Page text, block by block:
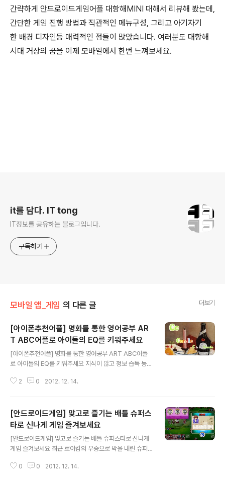
간략하게 안드로이드게임어플 대항해MINI 대해서 리뷰해 봤는데,
간단한 게임 진행 방법과 직관적인 메뉴구성, 그리고 아기자기
한 배경 디자인등 매력적인 점들이 많았습니다. 여러분도 대항해
시대 거상의 꿈을 이제 모바일에서 한번 느껴보세요.
it를 담다. IT tong
IT정보를 공유하는 블로그입니다.
구독하기
모바일 앱_게임 의 다른 글 더보기
[아이폰추천어플] 명화를 통한 영어공부 AR
T ABC어플로 아이들의 EQ를 키워주세요
[아이폰추천어플] 명화를 통한 영어공부 ART ABC어플
로 아이들의 EQ를 키워주세요 지식이 많고 정보 습득 능력
생각을 하는 능력인 EQ가 높은 아이가 문제해결 능력 및
Q 발달에 도움이 된다는 사실 알고 계셨나요? 오늘 소개할
어플은 바로 아이폰추천어플 ART ABC라는 아이 교육 어
플로 명화감상을 통해 시각적 자극을 시키고, 그 자극을 통
해 감성이 발달하는 과학적인 방법으로 고안이 되고 만들
ART ABC는 명화를 통한 EQ 발달을 주된 목적으로 삼고
2 0 2012. 12. 14.
[안드로이드게임] 맞고로 즐기는 배틀 슈퍼스
타로 신나게 게임 즐겨보세요
[안드로이드게임] 맞고로 즐기는 배틀 슈퍼스타로 신나게
게임 즐겨보세요 최근 로이킴의 우승으로 막을 내린 슈퍼
있는데 오늘은 안드로이드게임 슈퍼스타 욕K맞고로 전국
0 0 2012. 12. 14.